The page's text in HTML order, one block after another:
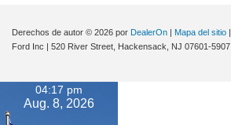
Derechos de autor © 2026 por DealerOn | Mapa del sitio |
Ford Inc | 520 River Street, Hackensack, NJ 07601-5907
04:17 pm
Aug. 8, 2026